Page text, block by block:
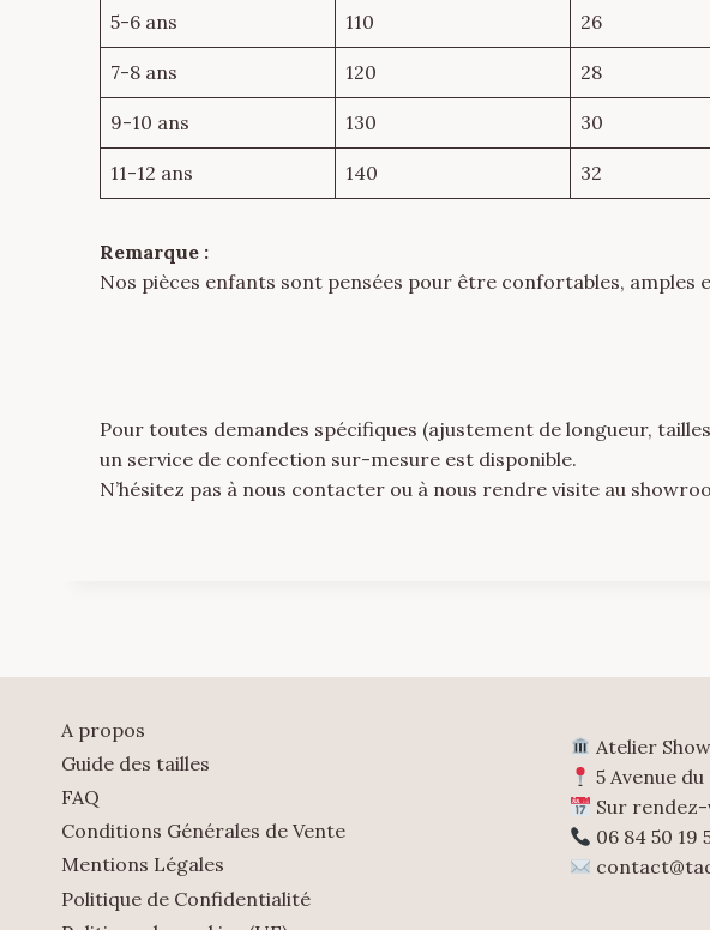
5-6 ans 110 26
7-8 ans 120 28
9-10 ans 130 30
11-12 ans 140 32
Remarque :
Nos pièces enfants sont pensées pour être confortables, amples
Pour toutes demandes spécifiques (ajustement de longueur,
un service de confection sur-mesure est disponible.
N’hésitez pas à nous contacter ou à nous rendre visite au
A propos
Guide des tailles
FAQ
Conditions Générales de Vente
Mentions Légales
Politique de Confidentialité
Atelier
5 Avenue
Sur
06 84 50 19